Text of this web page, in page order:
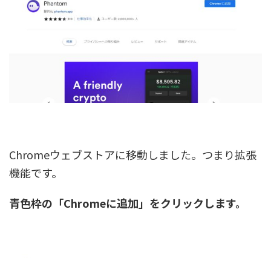
Chromeウェブストアに移動しました。つまり拡張
機能です。
青色枠の「Chromeに追加」をクリックします。